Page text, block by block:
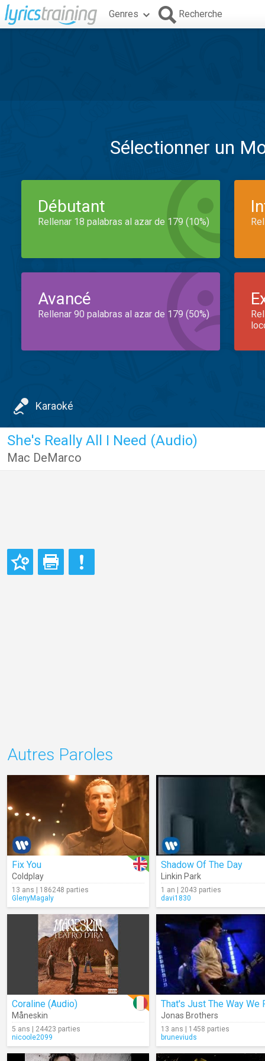
Genres Recherche
Sélectionner un
Débutant
Rellenar 18 palabras al azar de 179 (10%)
Avancé
Rellenar 90 palabras al azar de 179 (50%)
Karaoké
She's Really All I Need (Audio)
Mac DeMarco
Autres Paroles
Fix You
Coldplay
13 ans | 186248 parties
GlenyMagaly
Shadow Of The Day
Linkin Park
1 an | 2043 parties
davi1830
Coraline (Audio)
Måneskin
5 ans | 24423 parties
nicoole2099
Jonas Brothers
13 ans | 1458 parties
bruneviuds